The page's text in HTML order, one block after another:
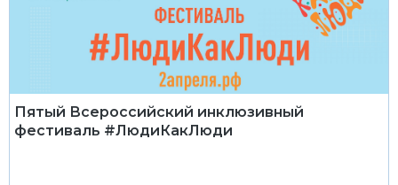
Пятый Всероссийский инклюзивный
фестиваль #ЛюдиКакЛюди